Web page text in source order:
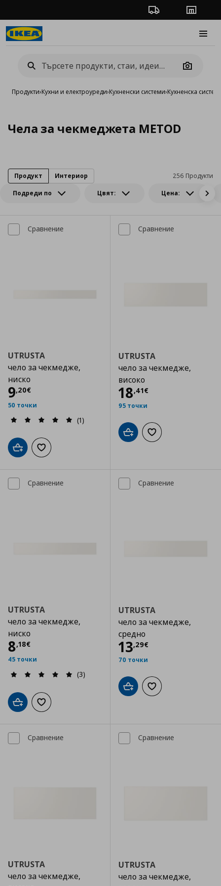
Проследяване на
Camera
Продукти›Кухни и електроуреди›Кухненски системи›Кухненска
Чела за чекмеджета METOD
Подреди по Цвят: Цена:
256 Продукти
Продукт Интериор
Сравнение
UTRUSTA
чело за чекмедже,
ниско
9,20€
Цена
50 точки
(1)
Добави в кошницата
Добави към списъка с любими
Сравнение
UTRUSTA
чело за чекмедже,
високо
18,41€
Цена
95 точки
Добави в кошницата
Добави към
Сравнение
UTRUSTA
чело за чекмедже,
ниско
8,18€
Цена
45 точки
(3)
Добави в кошницата
Добави към списъка с любими
Сравнение
UTRUSTA
чело за чекмедже,
средно
13,29€
Цена
70 точки
Добави в кошницата
Добави към
Сравнение
UTRUSTA
чело за чекмедже,
Сравнение
UTRUSTA
чело за чекмедже,